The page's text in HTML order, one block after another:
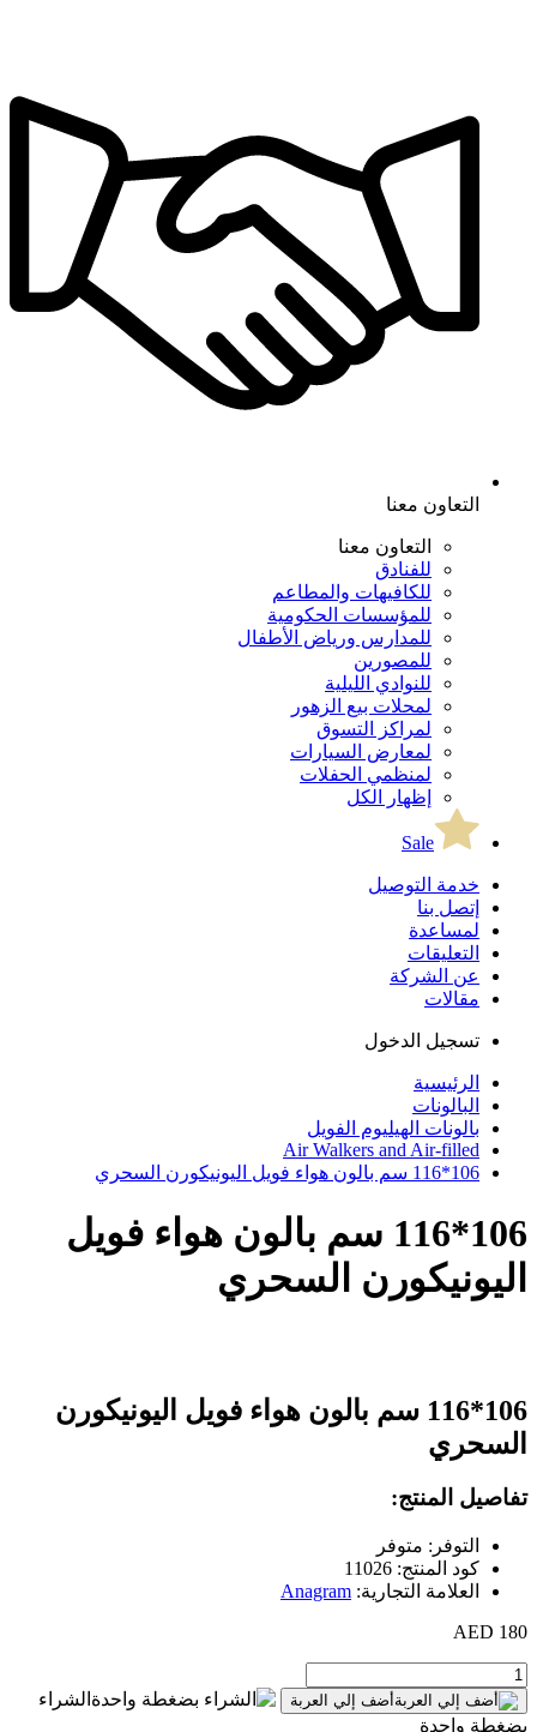
التعاون معنا
التعاون معنا
للفنادق
للكافيهات والمطاعم
للمؤسسات الحكومية
للمدارس ورياض الأطفال
للمصورين
للنوادي الليلية
لمحلات بيع الزهور
لمراكز التسوق
لمعارض السيارات
لمنظمي الحفلات
إظهار الكل
Sale
خدمة التوصيل
إتصل بنا
لمساعدة
التعليقات
عن الشركة
مقالات
تسجيل الدخول
الرئيسية
البالونات
بالونات الهيليوم الفويل
Air Walkers and Air-filled
106*116 سم بالون هواء فويل اليونيكورن السحري
106*116 سم بالون هواء فويل
اليونيكورن السحري
106*116 سم بالون هواء فويل اليونيكورن
السحري
تفاصيل المنتج:
التوفر: متوفر
كود المنتج: 11026
العلامة التجارية: Anagram
180 AED
أضف إلي العربة
الشراء
بضغطة واحدة